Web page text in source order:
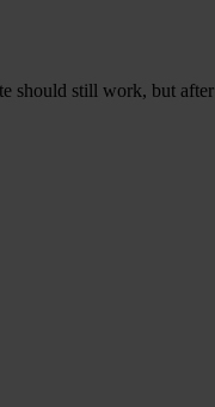
should still work, but after